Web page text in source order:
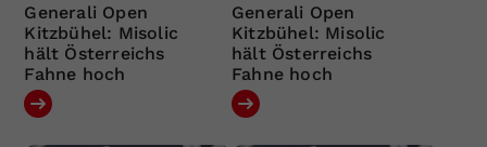
Generali Open
Kitzbühel: Misolic
hält Österreichs
Fahne hoch
Generali Open
Kitzbühel: Misolic
hält Österreichs
Fahne hoch